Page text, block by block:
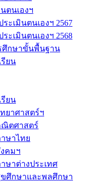
ตนเองฯ
ะเมินตนเองฯ 2567
ะเมินตนเองฯ 2568
ศึกษาขั้นพื้นฐาน
ยน
รียน
ยาศาสตร์ฯ
ตศาสตร์
ษาไทย
คมฯ
ษาต่างประเทศ
ศึกษาและพลศึกษา